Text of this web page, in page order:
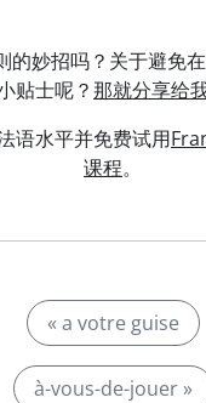
的妙招吗？关于避免
贴士呢？那就分享给
语水平并免费试用
课程。
« a votre guise
à-vous-de-jouer »